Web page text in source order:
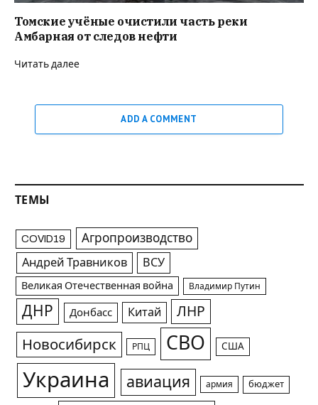
Томские учёные очистили часть реки
Амбарная от следов нефти
Читать далее
ADD A COMMENT
ТЕМЫ
COVID19 Агропроизводство
Андрей Травников ВСУ
Великая Отечественная война Владимир Путин
ДНР Донбасс Китай ЛНР
Новосибирск РПЦ СВО США
Украина авиация армия бюджет